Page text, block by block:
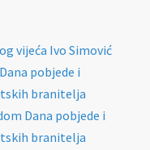
vijeća Ivo Simović
pobjede i
branitelja
Dana pobjede i
branitelja